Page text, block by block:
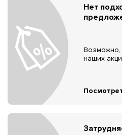
Нет
Возможно,
наших